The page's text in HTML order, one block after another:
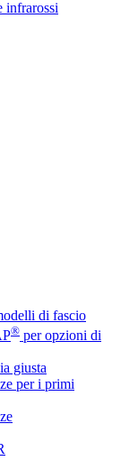
infrarossi
di fascio
® per opzioni di
giusta
per i primi